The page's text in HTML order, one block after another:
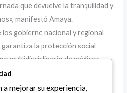
que devuelve la tranquilidad y
manifestó Amaya.
gobierno nacional y regional
la protección social
multidisciplinario de médicos
personal administrativo que
en beneficio directo de las
a mejorar su experiencia,